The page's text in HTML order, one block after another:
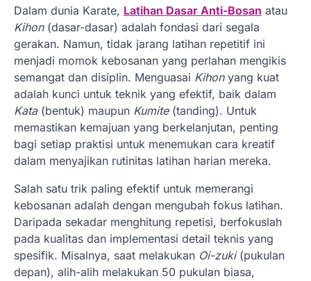
Dalam dunia Karate, Latihan Dasar Anti-Bosan atau
Kihon(dasar-dasar) adalah fondasi dari segala
gerakan. Namun, tidak jarang latihan repetitif ini
menjadi momok kebosanan yang perlahan mengikis
semangat dan disiplin. Menguasai Kihonyang kuat
adalah kunci untuk teknik yang efektif, baik dalam
Kata(bentuk) maupun Kumite(tanding). Untuk
memastikan kemajuan yang berkelanjutan, penting
bagi setiap praktisi untuk menemukan cara kreatif
dalam menyajikan rutinitas latihan harian mereka.
Salah satu trik paling efektif untuk memerangi
kebosanan adalah dengan mengubah fokus latihan.
Daripada sekadar menghitung repetisi, berfokuslah
pada kualitas dan implementasi detail teknis yang
spesifik. Misalnya, saat melakukan Oi-zuki(pukulan
depan), alih-alih melakukan 50 pukulan biasa,